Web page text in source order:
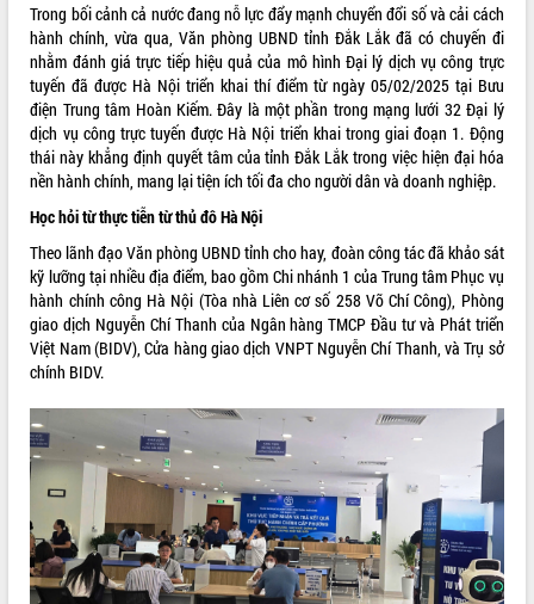
VIDEO
Khám bệnh, cấp phát thuốc miễn phí
và tặng quà người dân xã Cư Pui
Hội nghị UBND tỉnh Đắk Lắk thường kỳ
tháng 7/2026
Trong bối cảnh cả nước đang nỗ lực đẩy mạnh chuyển đổi số và cải cách
hành chính, vừa qua, Văn phòng UBND tỉnh Đắk Lắk đã có chuyến đi
nhằm đánh giá trực tiếp hiệu quả của mô hình Đại lý dịch vụ công trực
tuyến đã được Hà Nội triển khai thí điểm từ ngày 05/02/2025 tại Bưu
điện Trung tâm Hoàn Kiếm. Đây là một phần trong mạng lưới 32 Đại lý
dịch vụ công trực tuyến được Hà Nội triển khai trong giai đoạn 1. Động
thái này khẳng định quyết tâm của tỉnh Đắk Lắk trong việc hiện đại hóa
nền hành chính, mang lại tiện ích tối đa cho người dân và doanh nghiệp.
Học hỏi từ thực tiễn từ thủ đô Hà Nội
Theo lãnh đạo Văn phòng UBND tỉnh cho hay, đoàn công tác đã khảo sát
kỹ lưỡng tại nhiều địa điểm, bao gồm Chi nhánh 1 của Trung tâm Phục vụ
hành chính công Hà Nội (Tòa nhà Liên cơ số 258 Võ Chí Công), Phòng
giao dịch Nguyễn Chí Thanh của Ngân hàng TMCP Đầu tư và Phát triển
Việt Nam (BIDV), Cửa hàng giao dịch VNPT Nguyễn Chí Thanh, và Trụ sở
chính BIDV.